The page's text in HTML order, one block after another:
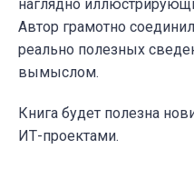
наглядно
Автор грамотно
реально полезных
вымыслом.
Книга будет полезна
ИТ-проектами.